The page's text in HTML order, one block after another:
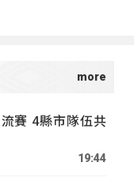
賽 4縣市隊伍共
19:44